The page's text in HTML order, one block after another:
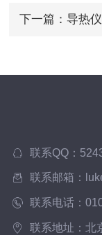
下一篇： 导热
联系QQ：
联系邮箱：
联系电话：
联系地址：北